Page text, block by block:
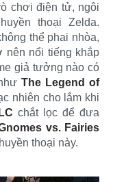
chơi điện tử, ngôi
thoại Zelda.
thể phai nhòa,
nên nổi tiếng khắp
giả tưởng nào có
The Legend of
nhiên cho lắm khi
chắt lọc để đưa
vs. Fairies
thoại này.